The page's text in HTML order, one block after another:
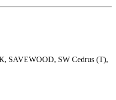
SAVEWOOD, SW Cedrus (Т),